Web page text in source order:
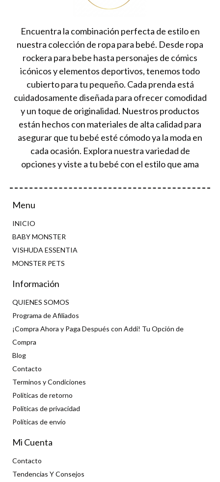
Encuentra la combinación perfecta de estilo en
nuestra colección de ropa para bebé. Desde ropa
rockera para bebe hasta personajes de cómics
icónicos y elementos deportivos, tenemos todo
cubierto para tu pequeño. Cada prenda está
cuidadosamente diseñada para ofrecer comodidad
y un toque de originalidad. Nuestros productos
están hechos con materiales de alta calidad para
asegurar que tu bebé esté cómodo ya la moda en
cada ocasión. Explora nuestra variedad de
opciones y viste a tu bebé con el estilo que ama
Menu
INICIO
BABY MONSTER
VISHUDA ESSENTIA
MONSTER PETS
Información
QUIENES SOMOS
Programa de Afiliados
¡Compra Ahora y Paga Después con Addi! Tu Opción de
Compra
Blog
Contacto
Terminos y Condiciones
Politicas de retorno
Politicas de privacidad
Políticas de envío
Mi Cuenta
Contacto
Tendencias Y Consejos